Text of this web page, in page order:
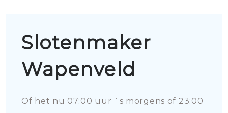
Slotenmaker
Wapenveld
Of het nu 07:00 uur `s morgens of 23:00